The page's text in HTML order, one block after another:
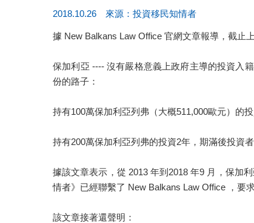
2018.10.26 來源：投資移民知情者
據 New Balkans Law Office 官網文章報導，截止
保加利亞 ---- 沒有嚴格意義上政府主導的投資入
份的路子：
持有100萬保加利亞列弗（大概511,000歐元）的
持有200萬保加利亞列弗的投資2年，期滿後投資
據該文章表示，從 2013 年到2018 年9 月，保加
情者》已經聯繫了 New Balkans Law Office ，要
該文章接著還聲明：